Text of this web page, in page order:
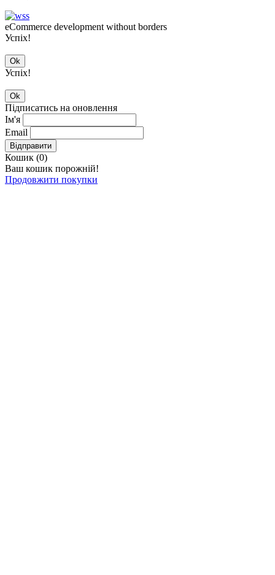
eCommerce development without borders
Успіх!
Ok
Успіх!
Ok
Підписатись на оновлення
Ім'я
Email
Відправити
Кошик (0)
Ваш кошик порожній!
Продовжити покупки